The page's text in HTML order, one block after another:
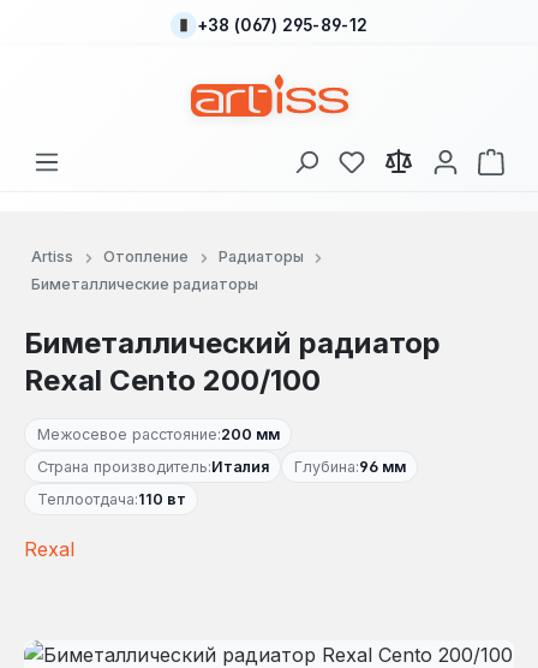
Перейти к основному содержанию
+38 (067) 295-89-12
У вас есть товары
В
Artiss Отопление
Радиаторы
Биметаллические радиаторы
Биметаллический радиатор
Rexal Cento 200/100
Межосевое расстояние:200 мм
Страна производитель:Италия Глубина:96 мм
Теплоотдача:110 вт
Rexal
Пропустить галерею изображений